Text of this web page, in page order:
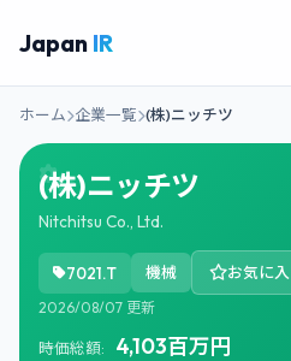
Japan IR
ホーム 企業一覧 (株)ニッチツ
(株)ニッチツ
Nitchitsu Co., Ltd.
7021.T 機械 お気に
2026/08/07 更新
時価総額: 4,103百万円